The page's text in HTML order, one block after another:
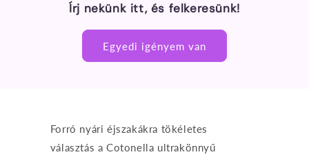
Írj nekünk itt, és felkeresünk!
Egyedi igényem van
Forró nyári éjszakákra tökéletes
választás a Cotonella ultrakönnyű